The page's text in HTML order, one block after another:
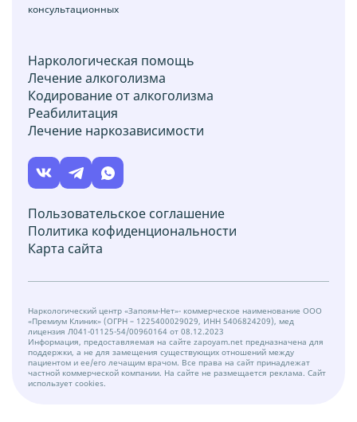
Наркологическая помощь
Лечение алкоголизма
Кодирование от алкоголизма
Реабилитация
Лечение наркозависимости
Пользовательское соглашение
Политика кофиденциональности
Карта сайта
консультационных
Наркологический центр «Запоям-Нет»- коммерческое наименование ООО
«Премиум Клиник» (ОГРН – 1225400029029, ИНН 5406824209), мед
лицензия Л041-01125-54/00960164 от 08.12.2023
Информация, предоставляемая на сайте zapoyam.net предназначена для
поддержки, а не для замещения существующих отношений между
пациентом и ее/его лечащим врачом. Все права на сайт принадлежат
частной коммерческой компании. На сайте не размещается реклама. Сайт
использует cookies.